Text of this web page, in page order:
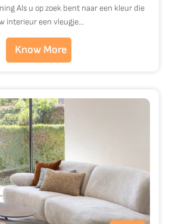
Als u op zoek bent naar een kleur die
interieur een vleugje…
Know More